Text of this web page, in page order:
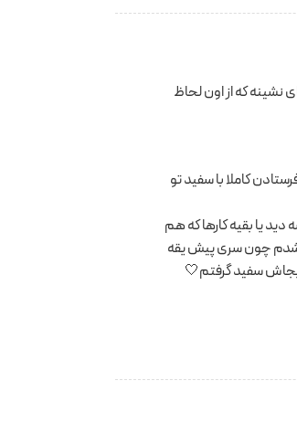
نشینه که از اون لحاظ
کاملا با سفید تو
یا بقیه کارها که هم
چون سری پیش یقه
سفید گرفتم🤍